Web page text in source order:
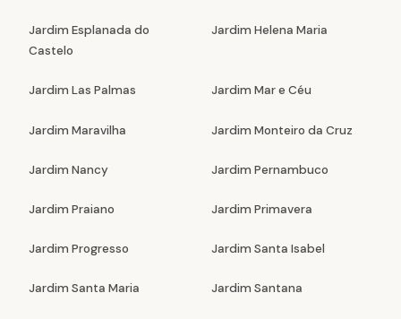
Jardim Esplanada do
Castelo
Jardim Helena Maria
Jardim Las Palmas Jardim Mar e Céu
Jardim Maravilha Jardim Monteiro da Cruz
Jardim Nancy Jardim Pernambuco
Jardim Praiano Jardim Primavera
Jardim Progresso Jardim Santa Isabel
Jardim Santa Maria Jardim Santana